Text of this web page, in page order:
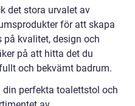
det stora urvalet av
för att skapa
kvalitet, design och
på att hitta det du
och bekvämt badrum.
din perfekta toalettstol och